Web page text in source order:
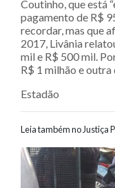
Coutinho, que está
pagamento de R$
recordar, mas que
2017, Livânia
mil e R$ 500 mil.
R$ 1 milhão e outra
Estadão
Leia também no Justiça